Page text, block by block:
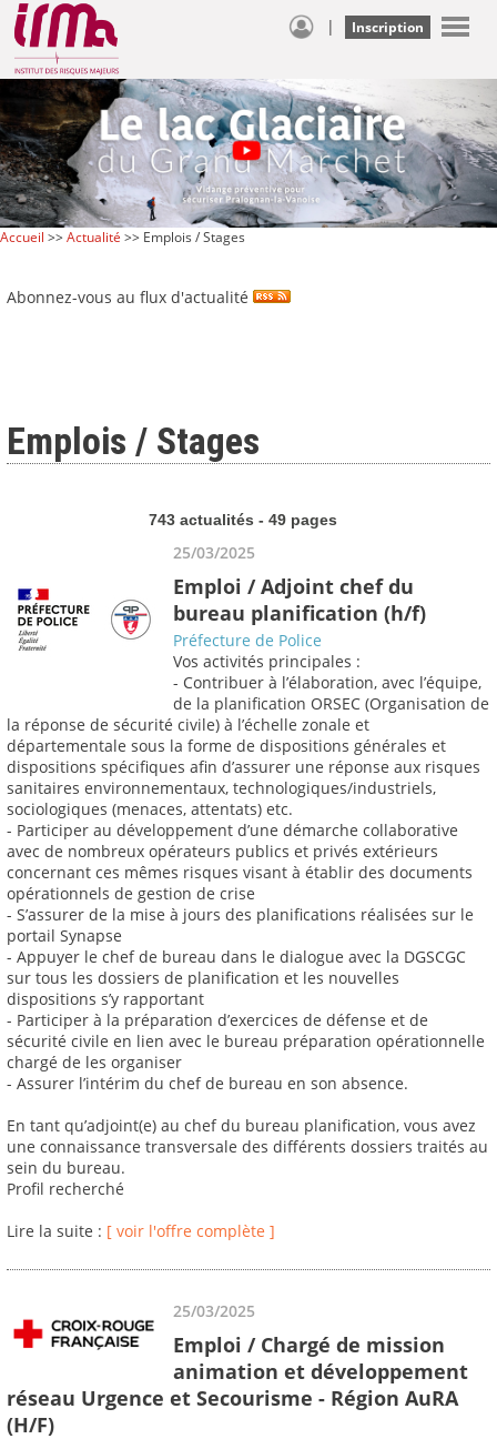
| Inscription
Accueil >>Actualité >> Emplois / Stages
Abonnez-vous au flux d'actualité
Emplois / Stages
743 actualités - 49 pages
25/03/2025
Emploi / Adjoint chef du
bureau planification (h/f)
Préfecture de Police
Vos activités principales :
- Contribuer à l’élaboration, avec l’équipe,
de la planification ORSEC (Organisation de
la réponse de sécurité civile) à l’échelle zonale et
départementale sous la forme de dispositions générales et
dispositions spécifiques afin d’assurer une réponse aux risques
sanitaires environnementaux, technologiques/industriels,
sociologiques (menaces, attentats) etc.
- Participer au développement d’une démarche collaborative
avec de nombreux opérateurs publics et privés extérieurs
concernant ces mêmes risques visant à établir des documents
opérationnels de gestion de crise
- S’assurer de la mise à jours des planifications réalisées sur le
portail Synapse
- Appuyer le chef de bureau dans le dialogue avec la DGSCGC
sur tous les dossiers de planification et les nouvelles
dispositions s’y rapportant
- Participer à la préparation d’exercices de défense et de
sécurité civile en lien avec le bureau préparation opérationnelle
chargé de les organiser
- Assurer l’intérim du chef de bureau en son absence.
En tant qu’adjoint(e) au chef du bureau planification, vous avez
une connaissance transversale des différents dossiers traités au
sein du bureau.
Profil recherché
Lire la suite : [ voir l'offre complète ]
25/03/2025
Emploi / Chargé de mission
animation et développement
réseau Urgence et Secourisme - Région AuRA
(H/F)